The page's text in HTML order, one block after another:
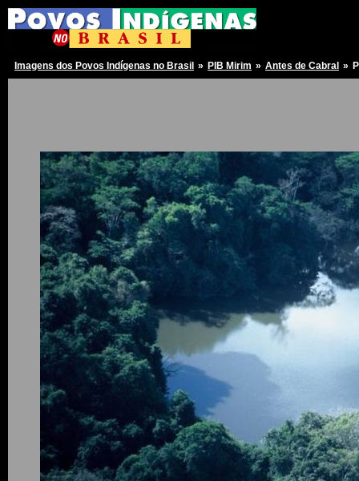
Imagens dos Povos Indígenas no Brasil » PIB Mirim » Antes de Cabral »